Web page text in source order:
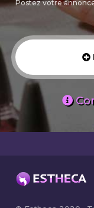
Postez votre